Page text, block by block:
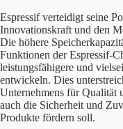
Espressif verteidigt seine
Innovationskraft und den
Die höhere
Funktionen der Espressif-
leistungsfähigere und
entwickeln. Dies
Unternehmens für Qualität
auch die Sicherheit und
Produkte fördern soll.